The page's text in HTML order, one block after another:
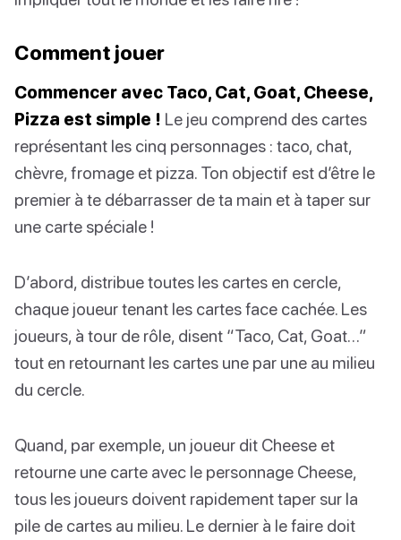
Comment jouer
Commencer avec Taco, Cat, Goat, Cheese,
Pizza est simple ! Le jeu comprend des cartes
représentant les cinq personnages : taco, chat,
chèvre, fromage et pizza. Ton objectif est d’être le
premier à te débarrasser de ta main et à taper sur
une carte spéciale !
D’abord, distribue toutes les cartes en cercle,
chaque joueur tenant les cartes face cachée. Les
joueurs, à tour de rôle, disent “Taco, Cat, Goat…”
tout en retournant les cartes une par une au milieu
du cercle.
Quand, par exemple, un joueur dit Cheese et
retourne une carte avec le personnage Cheese,
tous les joueurs doivent rapidement taper sur la
pile de cartes au milieu. Le dernier à le faire doit